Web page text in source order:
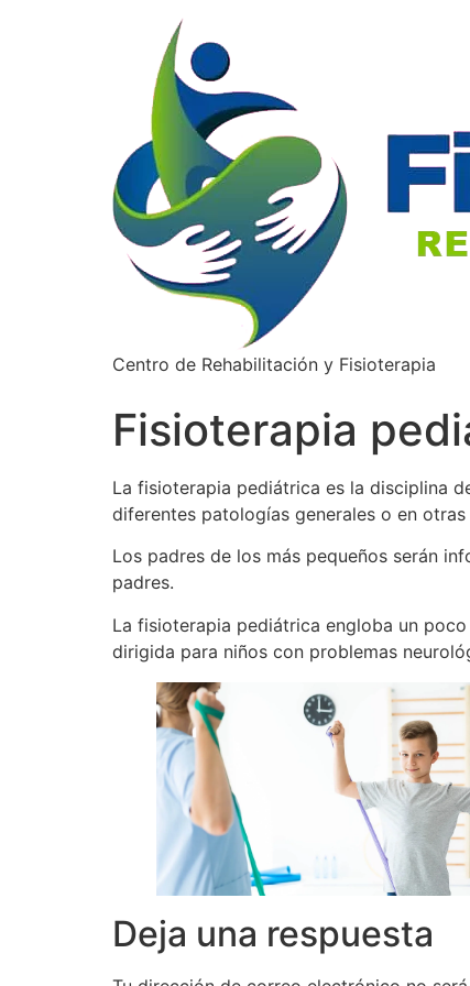
Centro de Rehabilitación y Fisioterapia
Fisioterapia
La fisioterapia pediátrica es la disciplina
diferentes patologías generales o en
Los padres de los más pequeños serán
padres.
La fisioterapia pediátrica engloba un
dirigida para niños con problemas
Deja una respuesta